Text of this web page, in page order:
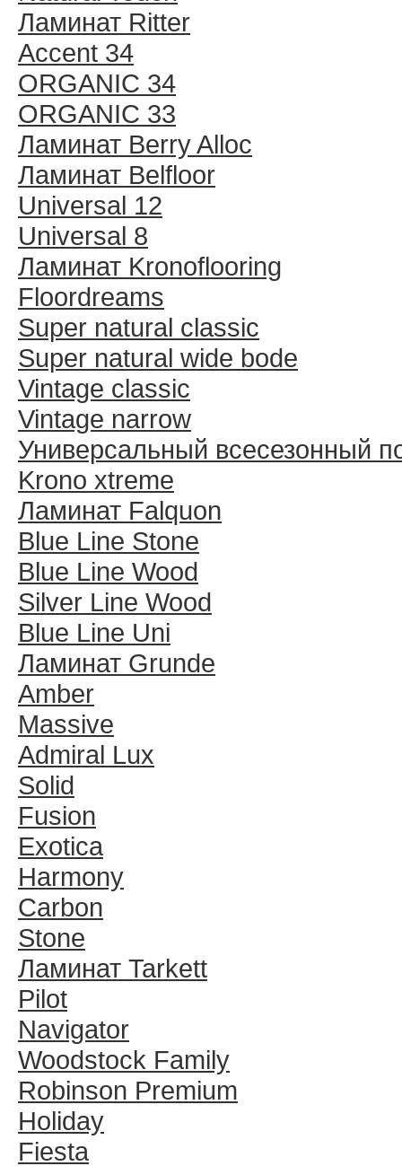
Ламинат Ritter
Accent 34
ORGANIC 34
ORGANIC 33
Ламинат Berry Alloc
Ламинат Belfloor
Universal 12
Universal 8
Ламинат Kronoflooring
Floordreams
Super natural classic
Super natural wide bode
Vintage classic
Vintage narrow
Универсальный всесезонный
Krono xtreme
Ламинат Falquon
Blue Line Stone
Blue Line Wood
Silver Line Wood
Blue Line Uni
Ламинат Grunde
Amber
Massive
Admiral Lux
Solid
Fusion
Exotica
Harmony
Carbon
Stone
Ламинат Tarkett
Pilot
Navigator
Woodstock Family
Robinson Premium
Holiday
Fiesta